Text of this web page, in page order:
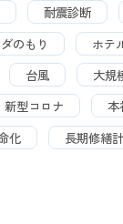
耐震診断
のもり ホテ
台風
大規
新型コロナ
本
化 長期修繕